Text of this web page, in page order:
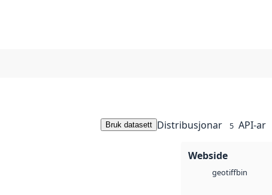
Bruk datasett Distribusjonar 5 API-ar
Webside
geotiffbin